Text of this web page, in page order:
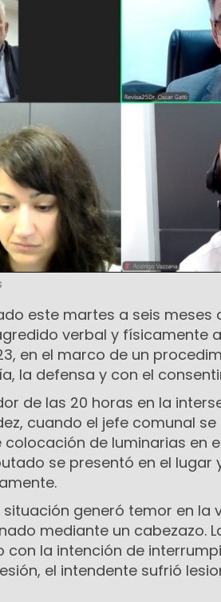
este martes a seis meses
verbal y físicamente
en el marco de un
la defensa y con el
de las 20 horas en la
cuando el jefe comunal
de luminarias en
se presentó en el lugar
situación generó temor en la
mediante un cabezazo.
con la intención de
el intendente sufrió